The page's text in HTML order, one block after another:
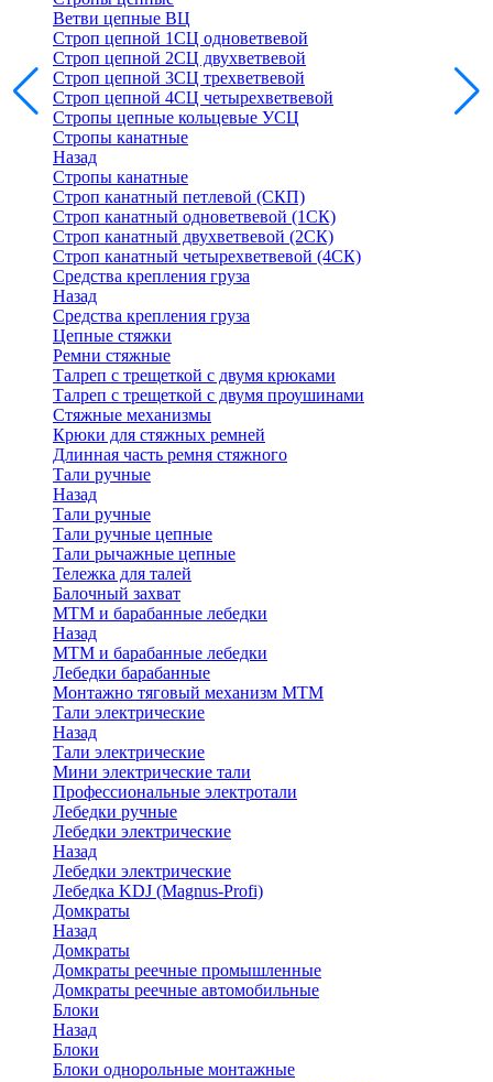
Ветви цепные ВЦ
Строп цепной 1СЦ одноветвевой
Строп цепной 2СЦ двухветвевой
Строп цепной 3СЦ трехветвевой
Строп цепной 4СЦ четырехветвевой
Стропы цепные кольцевые УСЦ
Стропы канатные
Назад
Стропы канатные
Строп канатный петлевой (СКП)
Строп канатный одноветвевой (1СК)
Строп канатный двухветвевой (2СК)
Строп канатный четырехветвевой (4СК)
Средства крепления груза
Назад
Средства крепления груза
Цепные стяжки
Ремни стяжные
Талреп с трещеткой с двумя крюками
Талреп с трещеткой с двумя проушинами
Стяжные механизмы
Крюки для стяжных ремней
Длинная часть ремня стяжного
Тали ручные
Назад
Тали ручные
Тали ручные цепные
Тали рычажные цепные
Тележка для талей
Балочный захват
МТМ и барабанные лебедки
Назад
МТМ и барабанные лебедки
Лебедки барабанные
Монтажно тяговый механизм МТМ
Тали электрические
Назад
Тали электрические
Мини электрические тали
Профессиональные электротали
Лебедки ручные
Лебедки электрические
Назад
Лебедки электрические
Лебедка KDJ (Magnus-Profi)
Домкраты
Назад
Домкраты
Домкраты реечные промышленные
Домкраты реечные автомобильные
Блоки
Назад
Блоки
Блоки однорольные монтажные